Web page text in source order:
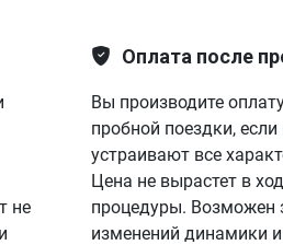
не
Оплата после
Вы производите
пробной поездки, если
устраивают все
Цена не вырастет в
процедуры. Возможен
изменений динамики и